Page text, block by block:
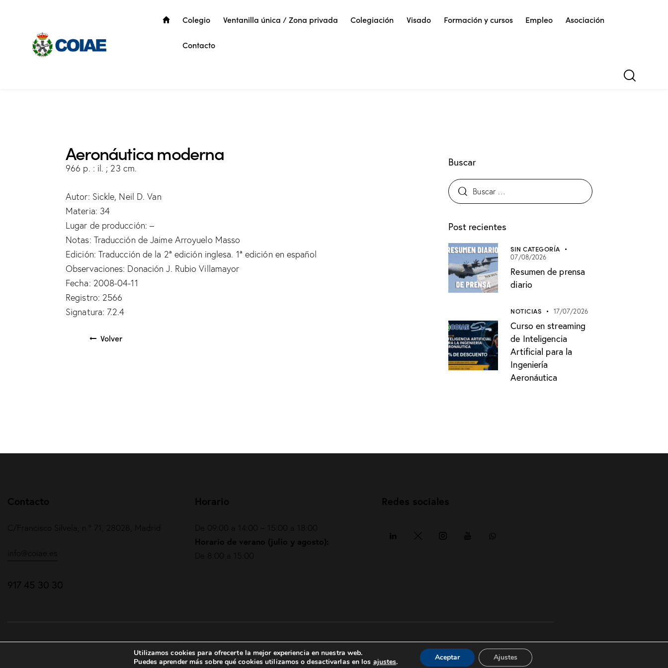
Colegio Ventanilla única / Zona privada Colegiación Visado Formación y cursos Empleo Asociación
Contacto
Aeronáutica moderna
966 p. : il. ; 23 cm.
Autor: Sickle, Neil D. Van
Materia: 34
Lugar de producción: –
Notas: Traducción de Jaime Arroyuelo Masso
Edición: Traducción de la 2ª edición inglesa. 1ª edición en español
Observaciones: Donación J. Rubio Villamayor
Fecha: 2008-04-11
Registro: 2566
Signatura: 7.2.4
Volver
Buscar
Post recientes
SIN CATEGORÍA
07/08/2026
Resumen de prensa
diario
NOTICIAS 17/07/2026
Curso en streaming
de Inteligencia
Artificial para la
Ingeniería
Aeronáutica
Contacto
C/Francisco Silvela, n.º 71, 28028, Madrid
info@coiae.es
917 45 30 30
Horario
De 09:00 a 14:00 – 15:00 a 18:00
Horario de verano (julio y agosto):
De 8:00 a 15:00
Redes sociales
COIAE© 2026. Todos los derechos reservados Política de privacidad Política de cookies|Aviso legal|posicionesrealbetis
Utilizamos cookies para ofrecerte la mejor experiencia en nuestra web.
Puedes aprender más sobre qué cookies utilizamos o desactivarlas en los ajustes. Aceptar Ajustes